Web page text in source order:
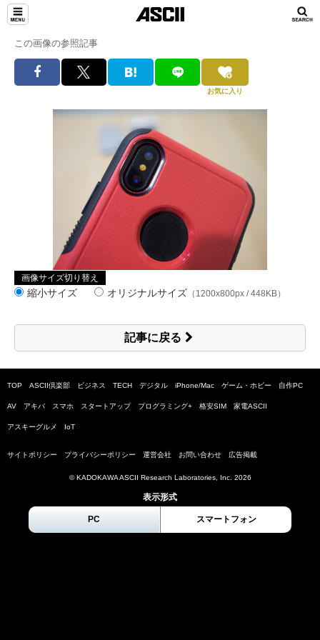
この画像の参照記事
お気に入り
画像サイズ切り替え
縮小サイズ オリジナルサイズ （1200x800px / 448KB）
記事に戻る
TOP ASCII倶楽部 ビジネス TECH デジタル iPhone/Mac ゲーム・ホビー 自作PC
AV アキバ スマホ スタートアップ プログラミング+ 格安SIM 家電ASCII
アスキーグルメ IoT
サイトポリシー プライバシーポリシー 運営会社 お問い合わせ 広告掲載
© KADOKAWA ASCII Research Laboratories, Inc. 2026
表示形式
PC スマートフォン